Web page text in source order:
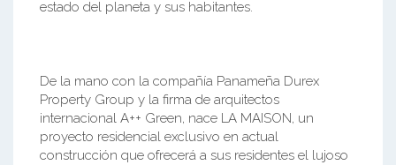
estado del planeta y sus habitantes.
De la mano con la compañía Panameña Durex
Property Group y la firma de arquitectos
internacional A++ Green, nace LA MAISON, un
proyecto residencial exclusivo en actual
construcción que ofrecerá a sus residentes el lujoso